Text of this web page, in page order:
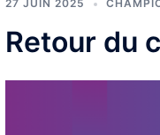
27 JUIN 2025
Retour du